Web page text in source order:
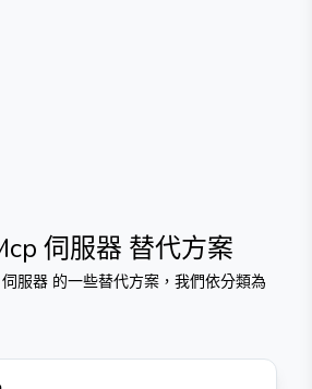
伺服器 替代方案
服器 的一些替代方案，我們依分類為